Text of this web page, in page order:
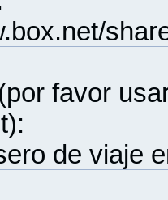
favor
de viaje